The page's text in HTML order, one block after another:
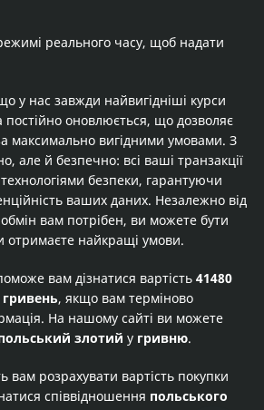
реального часу, щоб надати
у нас завжди найвигідніші курси
оновлюється, що дозволяє
максимально вигідними умовами. З
але й безпечно: всі ваші транзакції
безпеки, гарантуючи
ваших даних. Незалежно від
вам потрібен, ви можете бути
отримаєте найкращі умови.
вам дізнатися вартість 41480
гривень, якщо вам терміново
На нашому сайті ви можете
злотий у гривню.
вам розрахувати вартість покупки
співвідношення польського